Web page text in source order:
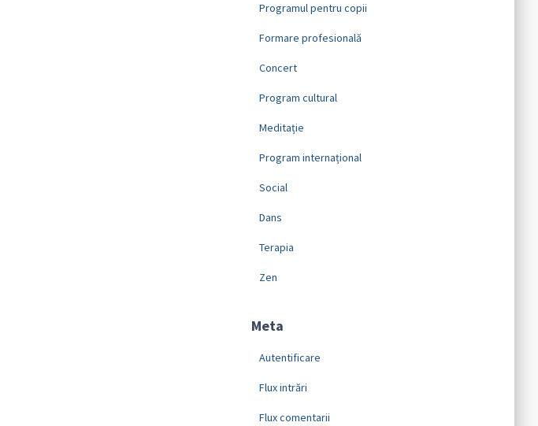
Programul pentru copii
Formare profesională
Concert
Program cultural
Meditație
Program internațional
Social
Dans
Terapia
Zen
Meta
Autentificare
Flux intrări
Flux comentarii